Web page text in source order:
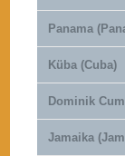
Panama
Küba (Cuba)
Dominik
Jamaika